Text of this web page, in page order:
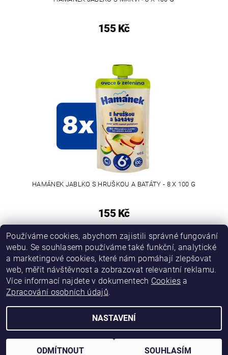
155 Kč
HAMÁNEK JABLKO S HRUŠKOU A BATÁTY - 8 X 100 G
155 Kč
2026 © Chcipleny.cz, všechna práva vyhrazenaUpravit nastavení cookies
Používáme cookies, abychom zajistili správné fungování
webu. Se souhlasem používáme také funkční, analytické
a marketingové cookies, které nám pomáhají zlepšovat
web, měřit návštěvnost a zobrazovat relevantní reklamu.
Více informací najdete v dokumentech Cookies a
Zpracování osobních údajů.
NASTAVENÍ
ODMÍTNOUT SOUHLASÍM